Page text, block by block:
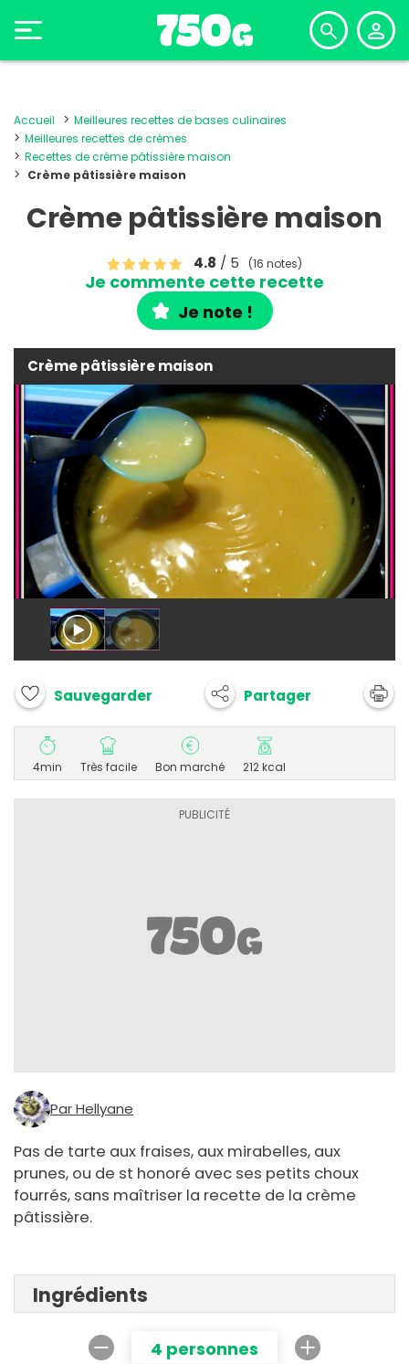
Accueil
Meilleures recettes de bases culinaires
Meilleures recettes de crèmes
Recettes de crème pâtissière maison
Crème pâtissière maison
Crème pâtissière maison
4.8 / 5 (16 notes)
Je commente cette recette
Je note !
Crème pâtissière maison
Sauvegarder Partager
4min Très facile Bon marché 212 kcal
Par Hellyane
Pas de tarte aux fraises, aux mirabelles, aux
prunes, ou de st honoré avec ses petits choux
fourrés, sans maîtriser la recette de la crème
pâtissière.
Ingrédients
4 personnes